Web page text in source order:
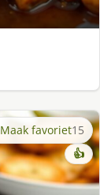
Maak favoriet15
👍